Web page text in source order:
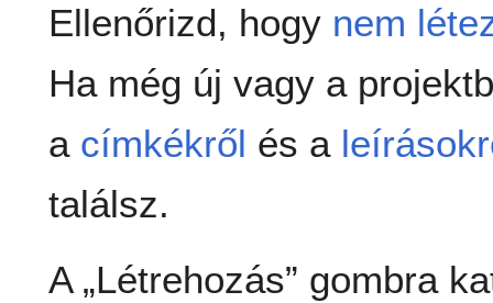
Ellenőrizd, hogy nem
Ha még új vagy a
a címkékről és a
találsz.
A „Létrehozás” gombra